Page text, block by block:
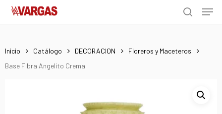
Skip
search
Menu
Inicio Catálogo DECORACION
Floreros y Maceteros
Base Fibra Angelito Crema